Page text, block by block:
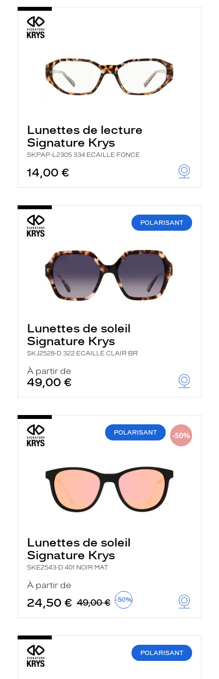
Lunettes de lecture
Signature Krys
SKPAP-L2305 334 ECAILLE FONCE
14,00 €
POLARISANT
Lunettes de soleil
Signature Krys
SKJ2528-D 322 ECAILLE CLAIR BR
À partir de
49,00 €
POLARISANT
Lunettes de soleil
Signature Krys
SKE2543-D 401 NOIR MAT
À partir de
24,50 € 49,00 € -50%
POLARISANT